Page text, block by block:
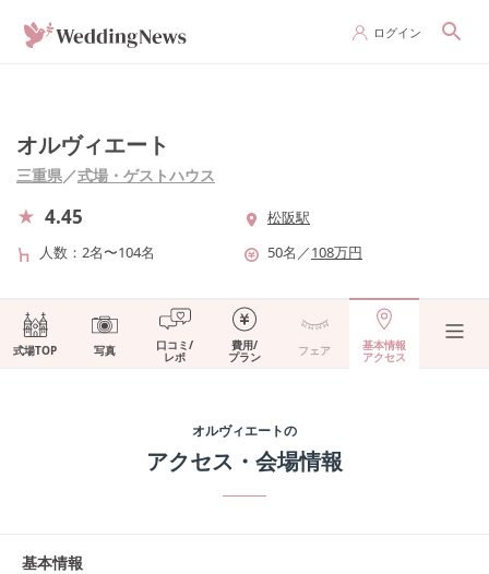
ログイン
オルヴィエート
三重県／式場・ゲストハウス
4.45
松阪駅
人数
2名〜104名 50名 ／108万円
式場TOP 写真 口コミ/
レポ
費用/
プラン フェア 基本情報
アクセス
オルヴィエートの
アクセス・会場情報
基本情報